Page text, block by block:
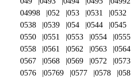
04998
052 053 0531 0532
0538
0539 054 0544 0545
0550
0551 0553 0554 0555
0558
0561 0562 0563 0564
0567
0568 0569 0572 0573
0576
05769 0577 0578 058